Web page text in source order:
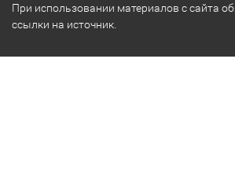
При использовании материалов с сайта
ссылки на источник.